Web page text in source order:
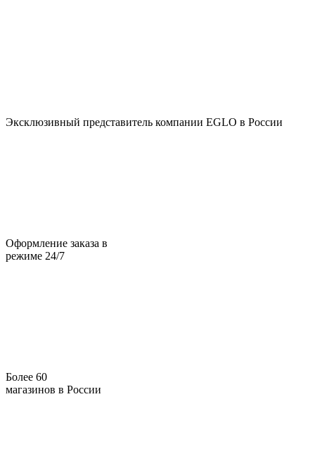
Эксклюзивный представитель компании EGLO в России
Оформление заказа в
режиме 24/7
Более 60
магазинов в России